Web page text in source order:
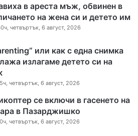
в ареста мъж, обвинен в
на жена си и детето им
четвъртък, 6 август, 2026
или как с една снимка
излагаме детето си на
четвъртък, 6 август, 2026
се включи в гасенето на
в Пазарджишко
четвъртък, 6 август, 2026